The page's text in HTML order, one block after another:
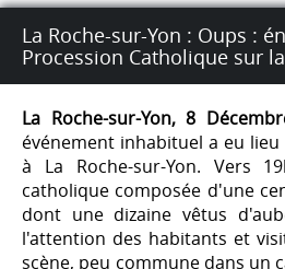
La Roche-sur-Yon : Oups :
Procession Catholique sur
La Roche-sur-Yon, 8
événement inhabituel a eu
à La Roche-sur-Yon. Vers
catholique composée d'une
dont une dizaine vêtus
l'attention des habitants et
scène, peu commune dans un